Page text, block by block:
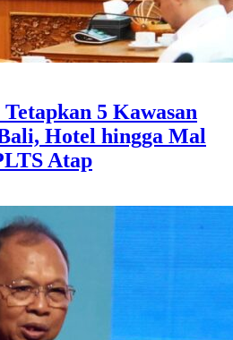
5 Kawasan
Hotel hingga Mal
Atap